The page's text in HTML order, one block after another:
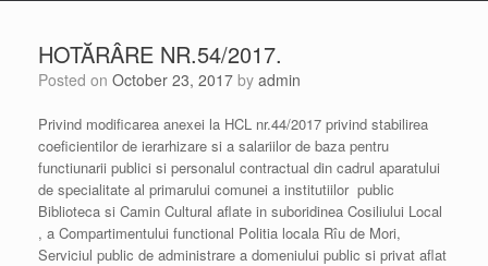
HOTĂRÂRE NR.54/2017.
Posted on October 23, 2017 by admin
Privind modificarea anexei la HCL nr.44/2017 privind stabilirea
coeficientilor de ierarhizare si a salariilor de baza pentru
functiunarii publici si personalul contractual din cadrul aparatului
de specialitate al primarului comunei a institutiilor public
Biblioteca si Camin Cultural aflate in suboridinea Cosiliului Local
, a Compartimentului functional Politia locala Rîu de Mori,
Serviciul public de administrare a domeniului public si privat aflat